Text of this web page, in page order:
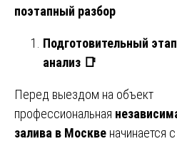
поэтапный разбор
Подготовительный
анализ 📑
Перед выездом на объект
профессиональная
залива в Москве начинается